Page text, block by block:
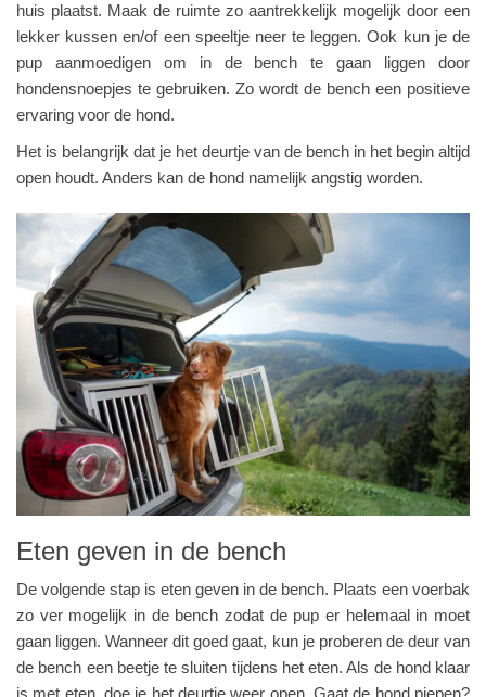
huis plaatst. Maak de ruimte zo aantrekkelijk mogelijk door een
lekker kussen en/of een speeltje neer te leggen. Ook kun je de
pup aanmoedigen om in de bench te gaan liggen door
hondensnoepjes te gebruiken. Zo wordt de bench een positieve
ervaring voor de hond.
Het is belangrijk dat je het deurtje van de bench in het begin altijd
open houdt. Anders kan de hond namelijk angstig worden.
Eten geven in de bench
De volgende stap is eten geven in de bench. Plaats een voerbak
zo ver mogelijk in de bench zodat de pup er helemaal in moet
gaan liggen. Wanneer dit goed gaat, kun je proberen de deur van
de bench een beetje te sluiten tijdens het eten. Als de hond klaar
is met eten, doe je het deurtje weer open. Gaat de hond piepen?